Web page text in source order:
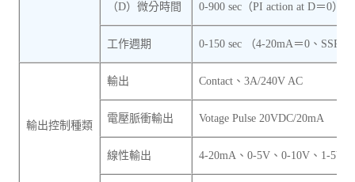
（D）微分時間 0-900 sec（PI action at D＝0）
工作週期 0-150 sec （4-20mA＝0、SSR
輸出控制種類
輸出 Contact、3A/240V AC
電壓脈衝輸出 Votage Pulse 20VDC/20mA
線性輸出 4-20mA、0-5V、0-10V、1-5V